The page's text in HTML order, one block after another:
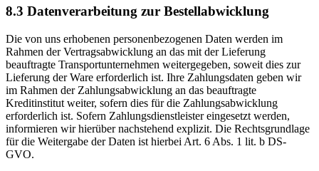
8.3 Datenverarbeitung zur Bestellabwicklung
Die von uns erhobenen personenbezogenen Daten werden im
Rahmen der Vertragsabwicklung an das mit der Lieferung
beauftragte Transportunternehmen weitergegeben, soweit dies zur
Lieferung der Ware erforderlich ist. Ihre Zahlungsdaten geben wir
im Rahmen der Zahlungsabwicklung an das beauftragte
Kreditinstitut weiter, sofern dies für die Zahlungsabwicklung
erforderlich ist. Sofern Zahlungsdienstleister eingesetzt werden,
informieren wir hierüber nachstehend explizit. Die Rechtsgrundlage
für die Weitergabe der Daten ist hierbei Art. 6 Abs. 1 lit. b DS-
GVO.